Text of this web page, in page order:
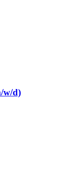
w/d)